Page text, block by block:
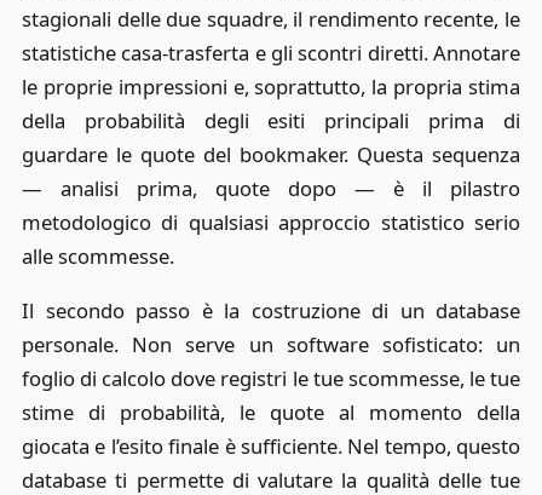
stagionali delle due squadre, il rendimento recente, le
statistiche casa-trasferta e gli scontri diretti. Annotare
le proprie impressioni e, soprattutto, la propria stima
della probabilità degli esiti principali prima di
guardare le quote del bookmaker. Questa sequenza
— analisi prima, quote dopo — è il pilastro
metodologico di qualsiasi approccio statistico serio
alle scommesse.
Il secondo passo è la costruzione di un database
personale. Non serve un software sofisticato: un
foglio di calcolo dove registri le tue scommesse, le tue
stime di probabilità, le quote al momento della
giocata e l’esito finale è sufficiente. Nel tempo, questo
database ti permette di valutare la qualità delle tue